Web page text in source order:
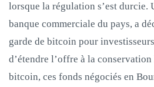
lorsque la régulation s’est durcie.
banque commerciale du pays, a
garde de bitcoin pour
d’étendre l’offre à la
bitcoin, ces fonds négociés en